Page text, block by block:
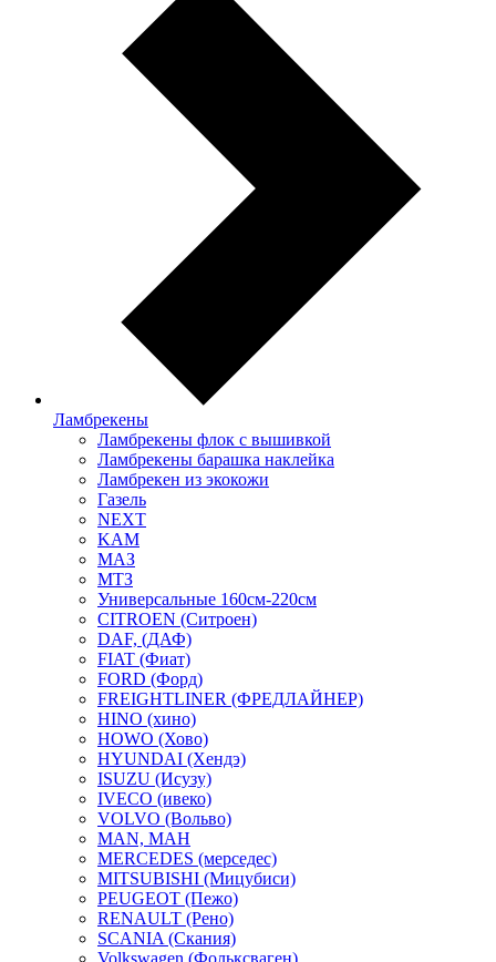
Ламбрекены
Ламбрекены флок с вышивкой
Ламбрекены барашка наклейка
Ламбрекен из экокожи
Газель
NEXT
KAM
МАЗ
МТЗ
Универсальные 160см-220см
CITROEN (Ситроен)
DAF, (ДАФ)
FIAT (Фиат)
FORD (Форд)
FREIGHTLINER (ФРЕДЛАЙНЕР)
HINO (хино)
HOWO (Хово)
HYUNDAI (Хендэ)
ISUZU (Исузу)
IVECO (ивеко)
VOLVO (Вольво)
MAN, МАН
MERCEDES (мерседес)
MITSUBISHI (Мицубиси)
PEUGEOT (Пежо)
RENAULT (Рено)
SCANIA (Скания)
Volkswagen (Фольксваген)